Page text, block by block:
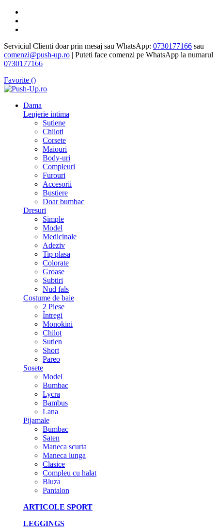
Serviciul Clienti doar prin mesaj sau WhatsApp: 0730177166 sau
comenzi@push-up.ro | Puteti face comenzi pe WhatsApp la numarul
0730177166
Favorite ()
Dama
Lenjerie intima
Sutiene
Chiloti
Corsete
Maiouri
Body-uri
Compleuri
Furouri
Accesorii
Bustiere
Doar bumbac
Dresuri
Simple
Model
Medicinale
Adeziv
Tip plasa
Colorate
Groase
Subtiri
Nud fals
Costume de baie
2 Piese
Întregi
Monokini
Chilot
Sutien
Short
Pareo
Sosete
Model
Bumbac
Lycra
Bambus
Lana
Pijamale
Bumbac
Saten
Maneca scurta
Maneca lunga
Clasice
Compleu cu halat
Bluza
Pantalon
ARTICOLE SPORT
LEGGINGS